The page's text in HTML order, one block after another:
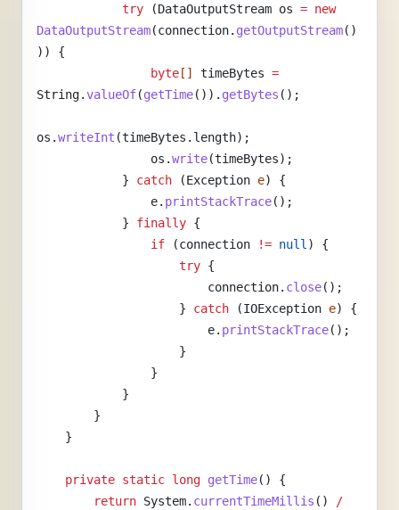
            try
(DataOutputStream os = new
DataOutputStream(connection. getOutputStream()
)) {
                byte
[] timeBytes =
String.valueOf(getTime()). getBytes ();
os.writeInt (timeBytes.length);
                os.
write(timeBytes);
            }
catch (Exception e) {
                e.
printStackTrace();
            }
finally {
                if
(connection != null ) {
                    try
{
                        connection.
close();
                    }
catch (IOException e) {
                        e.
printStackTrace();
                    }
                }
            }
        }
    }
    private
static long getTime() {
        return
System. currentTimeMillis ()
/